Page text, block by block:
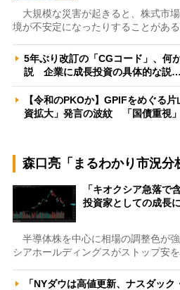
大規模な災害が起きると、株式市
境が不安定になったりすることがあ
5年ぶり改訂の「CGコード」、何
説 企業に成長投資の具体的な説…
【令和のPKOか】GPIFをめぐる
資拡大」発言の波紋 「国債重視
森口亮「まるわかり市況分
「キオクシア急落
投資家としての成
半導体株を中心に相場の調整色が
シアホールディングスがストップ安
「NYダウは高値更新、ナスダッ